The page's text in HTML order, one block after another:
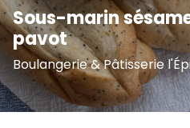
Sous-marin
pavot
Boulangerie & Pâtisserie